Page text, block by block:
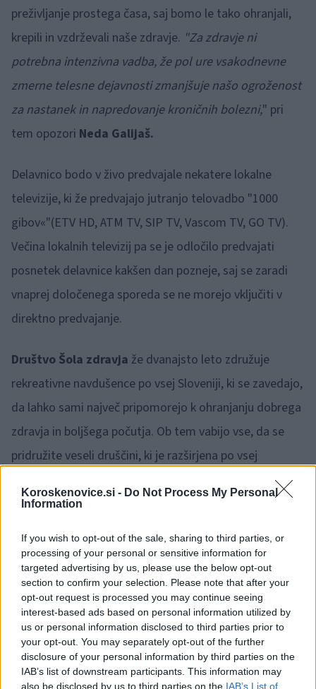
Koroskenovice.si - Do Not Process My Personal
Information
If you wish to opt-out of the sale, sharing to third parties, or
processing of your personal or sensitive information for
targeted advertising by us, please use the below opt-out
section to confirm your selection. Please note that after your
opt-out request is processed you may continue seeing
interest-based ads based on personal information utilized by
us or personal information disclosed to third parties prior to
your opt-out. You may separately opt-out of the further
disclosure of your personal information by third parties on the
IAB’s list of downstream participants. This information may
also be disclosed by us to third parties on the IAB’s List of
preživljanje prostega časa, saj bomo le tako ohranjali,
krepili in vzdrževali naše zdravje. "Za zdravje ni
potrebna intenzivna vadba, že pol ure vsakodnevne
zmerne telesne dejavnosti zmanjšuje našo ogroženost
za nastanek in napredovanje kroničnih bolezni," pri
tem opozori Neda Galijaš.
Delavnico bodo v živo predvajale nekatere lokalne
televizije, ki že predvajajo jutranjo telovadbo "1000
gibov«"(ETV HD, ATM TV, SIP TV, Vascom TV, GO TV).
Večina lokalnih televizij pa se je odločilo predvajati
posnetek delavnice kakšen dan pozneje, saj se zaradi
vnaprej določenega sporeda se ne morejo vključiti v
direktno predvajanje.
Društvo Šola zdravja že dvanajsto leto združuje
rekreativne navdušence po vsej Sloveniji, ki se zavedajo,
da lahko sami največ pripomorejo k ohranjanju dobrega
zdravja in boljšega počutja. Ob tem vabijo vse, da se
pridružite veseli druščini, ki je razširjena po vsej
"Verjemite,
počutili se boste boljše, že zaradi tega, ker ste dan
dodajajo.
VIR: DŠZ